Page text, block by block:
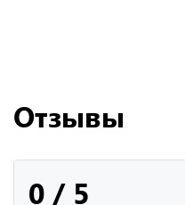
Отзывы
0 / 5